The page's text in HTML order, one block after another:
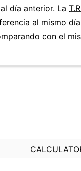
día anterior. La
al mismo
con el